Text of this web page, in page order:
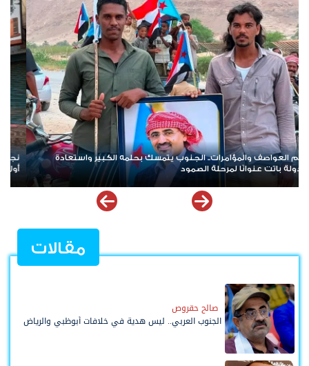
نجاح لافت للعصيان المدني السلمي في شل الحركة بالعاصمة عدن في
أول أيامه تلبيةً لدعوة النقابات العمالية
مقالات
صالح حقروص
الجنوب العربي.. ليس هدية في خلافات أبوظبي والرياض